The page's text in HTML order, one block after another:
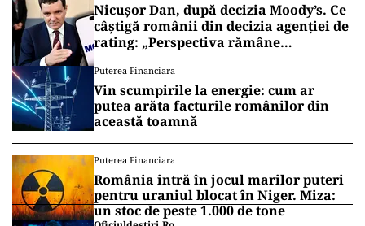
Nicușor Dan, după decizia Moody’s. Ce
câștigă românii din decizia agenției de
rating: „Perspectiva rămâne
Puterea Financiara
Vin scumpirile la energie: cum ar
putea arăta facturile românilor din
această toamnă
Puterea Financiara
România intră în jocul marilor puteri
pentru uraniul blocat în Niger. Miza:
un stoc de peste 1.000 de tone